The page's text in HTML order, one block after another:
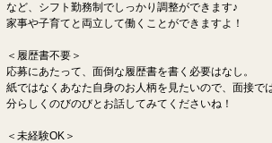
など、シフト勤務制でしっかり調整ができます♪
家事や子育てと両立して働くことができますよ！
＜履歴書不要＞
応募にあたって、面倒な履歴書を書く必要はなし。
紙ではなくあなた自身のお人柄を見たいので、面接で
分らしくのびのびとお話してみてくださいね！
＜未経験OK＞